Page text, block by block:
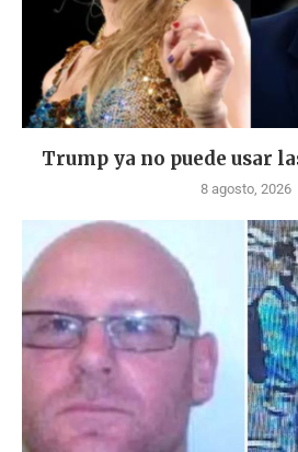
Trump ya no puede usar
8 agosto, 2026